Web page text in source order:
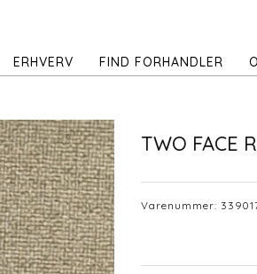
ERHVERV FIND FORHANDLER
TWO FACE
Varenummer: